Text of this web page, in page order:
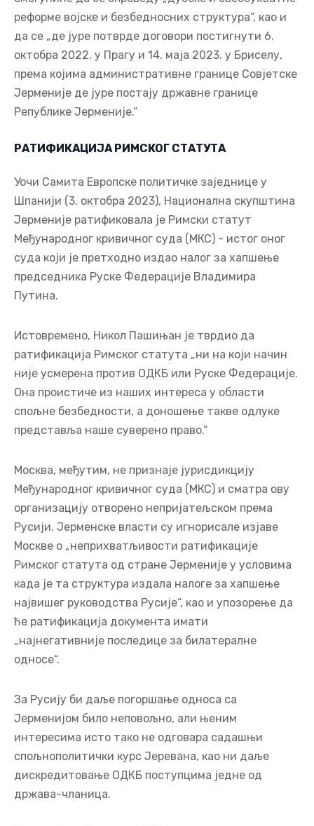
реформе војске и безбедносних структура“, као и
да се „де јуре потврде договори постигнути 6.
октобра 2022. у Прагу и 14. маја 2023. у Бриселу,
према којима административне границе Совјетске
Јерменије де јуре постају државне границе
Републике Јерменије.“
РАТИФИКАЦИЈА РИМСКОГ СТАТУТА
Уочи Самита Европске политичке заједнице у
Шпанији (3. октобра 2023), Национална скупштина
Јерменије ратификовала је Римски статут
Међународног кривичног суда (МКС) - истог оног
суда који је претходно издао налог за хапшење
председника Руске Федерације Владимира
Путина.
Истовремено, Никол Пашињан је тврдио да
ратификација Римског статута „ни на који начин
није усмерена против ОДКБ или Руске Федерације.
Она проистиче из наших интереса у области
спољне безбедности, а доношење такве одлуке
представља наше суверено право.“
Москва, међутим, не признаје јурисдикцију
Међународног кривичног суда (МКС) и сматра ову
организацију отворено непријатељском према
Русији. Јерменске власти су игнорисале изјаве
Москве о „неприхватљивости ратификације
Римског статута од стране Јерменије у условима
када је та структура издала налоге за хапшење
највишег руководства Русије“, као и упозорење да
ће ратификација документа имати
„најнегативније последице за билатералне
односе“.
За Русију би даље погоршање односа са
Јерменијом било неповољно, али њеним
интересима исто тако не одговара садашњи
спољнополитички курс Јеревана, као ни даље
дискредитовање ОДКБ поступцима једне од
држава-чланица.